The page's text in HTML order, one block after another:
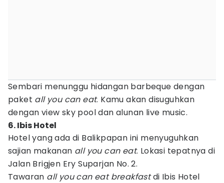
Sembari menunggu hidangan barbeque dengan
paket all you can eat. Kamu akan disuguhkan
dengan view sky pool dan alunan live music.
6. Ibis Hotel
Hotel yang ada di Balikpapan ini menyuguhkan
sajian makanan all you can eat. Lokasi tepatnya di
Jalan Brigjen Ery Suparjan No. 2.
Tawaran all you can eat breakfastdi Ibis Hotel